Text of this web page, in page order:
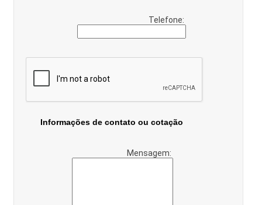
Telefone:
Informações de contato ou cotação
Mensagem: